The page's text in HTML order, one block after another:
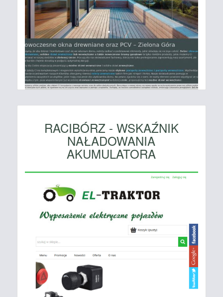
RACIBÓRZ - WSKAŹNIK
NAŁADOWANIA
AKUMULATORA